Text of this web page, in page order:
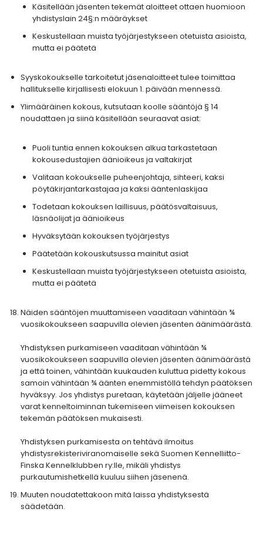
Käsitellään jäsenten tekemät aloitteet ottaen huomioon
yhdistyslain 24§:n määräykset
Keskustellaan muista työjärjestykseen otetuista asioista,
mutta ei päätetä
Syyskokoukselle tarkoitetut jäsenaloitteet tulee toimittaa
hallitukselle kirjallisesti elokuun 1. päivään mennessä.
Ylimääräinen kokous, kutsutaan koolle sääntöjä § 14
noudattaen ja siinä käsitellään seuraavat asiat:
Puoli tuntia ennen kokouksen alkua tarkastetaan
kokousedustajien äänioikeus ja valtakirjat
Valitaan kokoukselle puheenjohtaja, sihteeri, kaksi
pöytäkirjantarkastajaa ja kaksi ääntenlaskijaa
Todetaan kokouksen laillisuus, päätösvaltaisuus,
läsnäolijat ja äänioikeus
Hyväksytään kokouksen työjärjestys
Päätetään kokouskutsussa mainitut asiat
Keskustellaan muista työjärjestykseen otetuista asioista,
mutta ei päätetä
Näiden sääntöjen muuttamiseen vaaditaan vähintään ¾
vuosikokoukseen saapuvilla olevien jäsenten äänimäärästä.
Yhdistyksen purkamiseen vaaditaan vähintään ¾
vuosikokoukseen saapuvilla olevien jäsenten äänimäärästä
ja että toinen, vähintään kuukauden kuluttua pidetty kokous
samoin vähintään ¾ äänten enemmistöllä tehdyn päätöksen
hyväksyy. Jos yhdistys puretaan, käytetään jäljelle jääneet
varat kenneltoiminnan tukemiseen viimeisen kokouksen
tekemän päätöksen mukaisesti.
Yhdistyksen purkamisesta on tehtävä ilmoitus
yhdistysrekisteriviranomaiselle sekä Suomen Kennelliitto-
Finska Kennelklubben ry:lle, mikäli yhdistys
purkautumishetkellä kuuluu siihen jäsenenä.
Muuten noudatettakoon mitä laissa yhdistyksestä
säädetään.